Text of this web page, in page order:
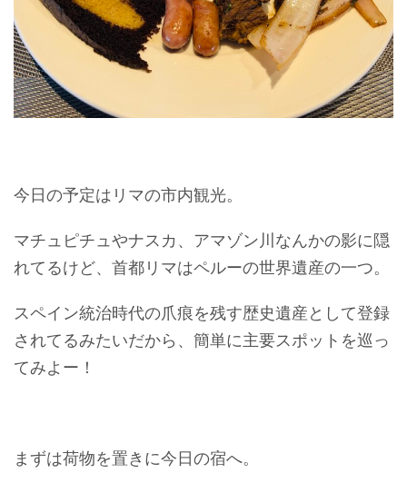
今日の予定はリマの市内観光。
マチュピチュやナスカ、アマゾン川なんかの影に隠
れてるけど、首都リマはペルーの世界遺産の一つ。
スペイン統治時代の爪痕を残す歴史遺産として登録
されてるみたいだから、簡単に主要スポットを巡っ
てみよー！
まずは荷物を置きに今日の宿へ。